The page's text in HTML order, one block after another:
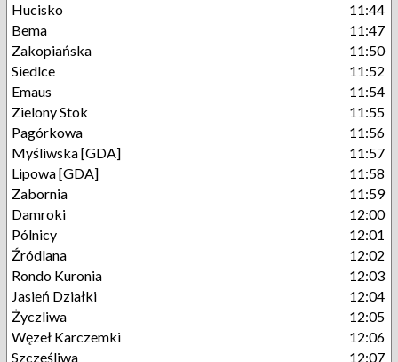
Hucisko
11:44
Bema
11:47
Zakopiańska
11:50
Siedlce
11:52
Emaus
11:54
Zielony Stok
11:55
Pagórkowa
11:56
Myśliwska [GDA]
11:57
Lipowa [GDA]
11:58
Zabornia
11:59
Damroki
12:00
Pólnicy
12:01
Źródlana
12:02
Rondo Kuronia
12:03
Jasień Działki
12:04
Życzliwa
12:05
Węzeł Karczemki
12:06
Szczęśliwa
12:07